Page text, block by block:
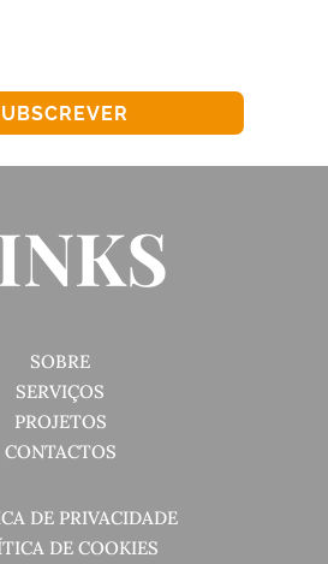
SOBRE
SERVIÇOS
PROJETOS
CONTACTOS
DE PRIVACIDADE
DE COOKIES